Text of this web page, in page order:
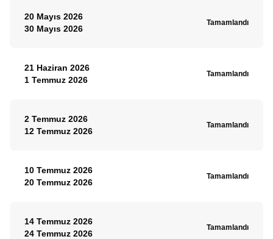
20 Mayıs 2026
30 Mayıs 2026
Tamamlandı
21 Haziran 2026
1 Temmuz 2026
Tamamlandı
2 Temmuz 2026
12 Temmuz 2026
Tamamlandı
10 Temmuz 2026
20 Temmuz 2026
Tamamlandı
14 Temmuz 2026
24 Temmuz 2026
Tamamlandı